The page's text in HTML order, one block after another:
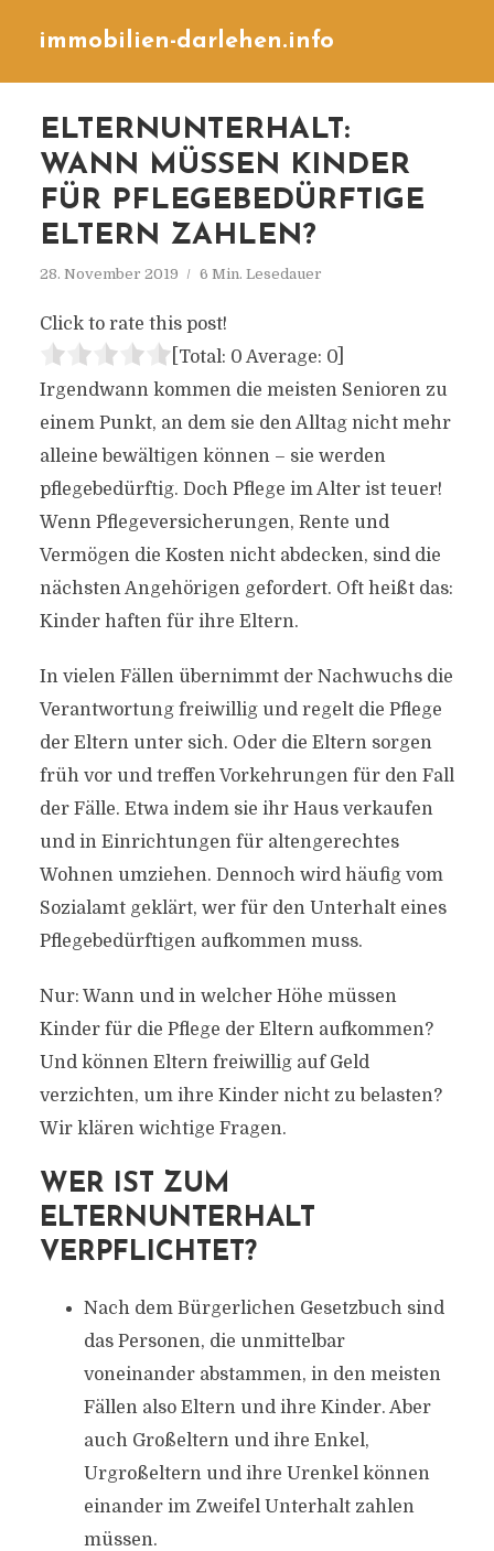
immobilien-darlehen.info
ELTERNUNTERHALT:
WANN MÜSSEN KINDER
FÜR PFLEGEBEDÜRFTIGE
ELTERN ZAHLEN?
28. November 2019 6 Min. Lesedauer
Click to rate this post!
[Total: 0 Average: 0]
Irgendwann kommen die meisten Senioren zu
einem Punkt, an dem sie den Alltag nicht mehr
alleine bewältigen können – sie werden
pflegebedürftig. Doch Pflege im Alter ist teuer!
Wenn Pflegeversicherungen, Rente und
Vermögen die Kosten nicht abdecken, sind die
nächsten Angehörigen gefordert. Oft heißt das:
Kinder haften für ihre Eltern.
In vielen Fällen übernimmt der Nachwuchs die
Verantwortung freiwillig und regelt die Pflege
der Eltern unter sich. Oder die Eltern sorgen
früh vor und treffen Vorkehrungen für den Fall
der Fälle. Etwa indem sie ihr Haus verkaufen
und in Einrichtungen für altengerechtes
Wohnen umziehen. Dennoch wird häufig vom
Sozialamt geklärt, wer für den Unterhalt eines
Pflegebedürftigen aufkommen muss.
Nur: Wann und in welcher Höhe müssen
Kinder für die Pflege der Eltern aufkommen?
Und können Eltern freiwillig auf Geld
verzichten, um ihre Kinder nicht zu belasten?
Wir klären wichtige Fragen.
WER IST ZUM
ELTERNUNTERHALT
VERPFLICHTET?
Nach dem Bürgerlichen Gesetzbuch sind
das Personen, die unmittelbar
voneinander abstammen, in den meisten
Fällen also Eltern und ihre Kinder. Aber
auch Großeltern und ihre Enkel,
Urgroßeltern und ihre Urenkel können
einander im Zweifel Unterhalt zahlen
müssen.